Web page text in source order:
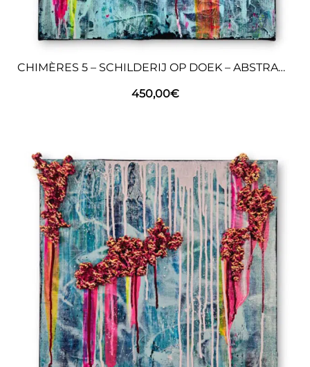
CHIMÈRES 5 – SCHILDERIJ OP DOEK – ABSTRACTE KUNST
450,00€